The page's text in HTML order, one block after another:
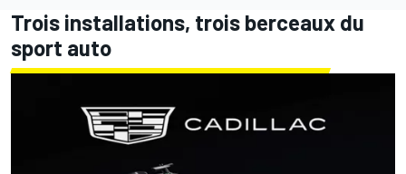
Trois installations, trois berceaux du
sport auto